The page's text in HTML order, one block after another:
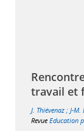
travail et
J. Thiévenaz ; J-M.
Revue Education